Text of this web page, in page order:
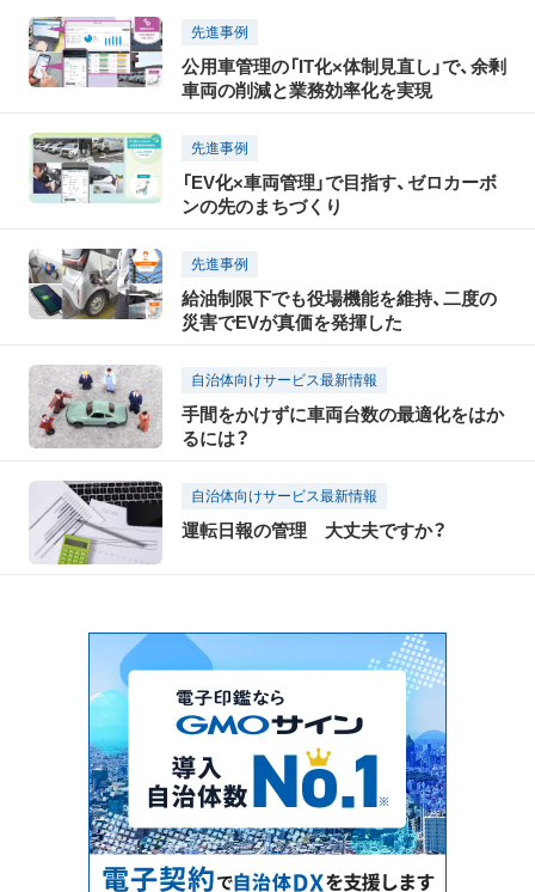
先進事例
公用車管理の「IT化×体制見直し」で、余剰
車両の削減と業務効率化を実現
先進事例
「EV化×車両管理」で目指す、ゼロカーボ
ンの先のまちづくり
先進事例
給油制限下でも役場機能を維持、二度の
災害でEVが真価を発揮した
自治体向けサービス最新情報
手間をかけずに車両台数の最適化をはか
るには？
自治体向けサービス最新情報
運転日報の管理 大丈夫ですか？